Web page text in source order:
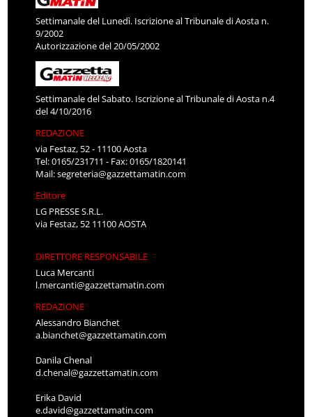
Settimanale del Lunedì. Iscrizione al Tribunale di Aosta n.
9/2002
Autorizzazione del 20/05/2002
Settimanale del Sabato. Iscrizione al Tribunale di Aosta n.4
del 4/10/2016
REDAZIONE
via Festaz, 52 - 11100 Aosta
Tel: 0165/231711 - Fax: 0165/1820141
Mail:segreteria@gazzettamatin.com
Editore
LG PRESSE S.R.L.
via Festaz, 52 11100 AOSTA
DIRETTORE RESPONSABILE
Luca Mercanti
l.mercanti@gazzettamatin.com
REDAZIONE
Alessandro Bianchet
a.bianchet@gazzettamatin.com
Danila Chenal
d.chenal@gazzettamatin.com
Erika David
e.david@gazzettamatin.com